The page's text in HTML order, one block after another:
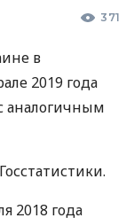
371
в
2019 года
аналогичным
2018 года